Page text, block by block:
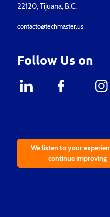
22120, Tijuana, B.C.
contacto@techmaster.us
Follow Us on
We listen to your
continue improving